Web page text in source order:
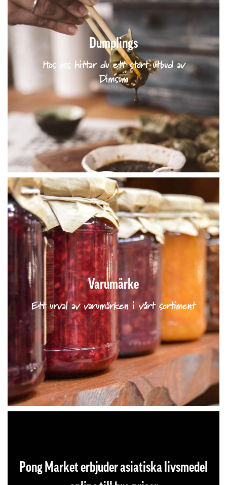
Dumplings
Hos oss hittar du ett stort utbud av
Dimsum
Varumärke
Ett urval av varumärken i vårt sortiment
Pong Market erbjuder asiatiska livsmedel